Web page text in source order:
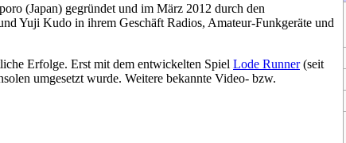
(Japan) gegründet und im März 2012 durch den
Yuji Kudo in ihrem Geschäft Radios, Amateur-Funkgeräte und
Erfolge. Erst mit dem entwickelten Spiel Lode Runner(seit
umgesetzt wurde. Weitere bekannte Video- bzw.